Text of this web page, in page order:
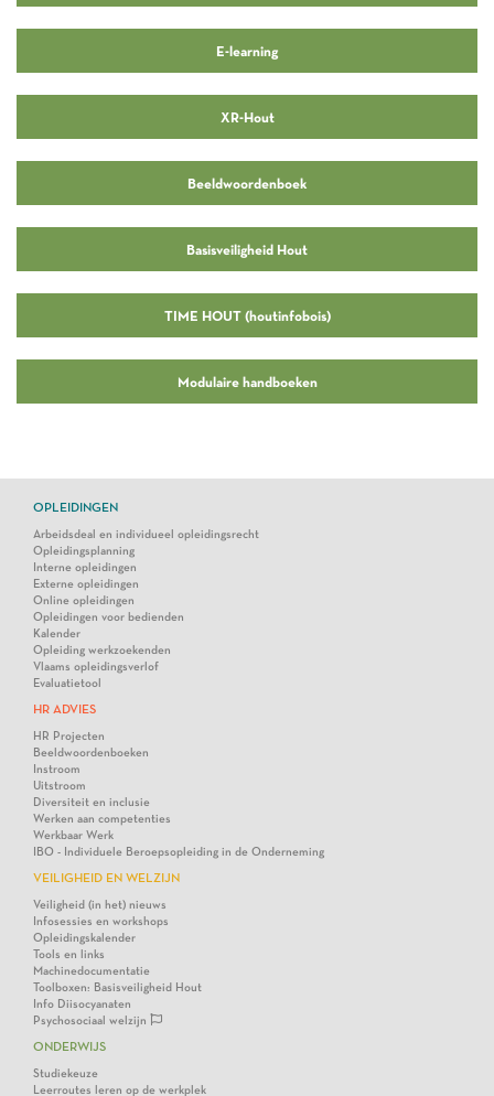
E-learning
XR-Hout
Beeldwoordenboek
Basisveiligheid Hout
TIME HOUT (houtinfobois)
Modulaire handboeken
OPLEIDINGEN
Arbeidsdeal en individueel opleidingsrecht
Opleidingsplanning
Interne opleidingen
Externe opleidingen
Online opleidingen
Opleidingen voor bedienden
Kalender
Opleiding werkzoekenden
Vlaams opleidingsverlof
Evaluatietool
HR ADVIES
HR Projecten
Beeldwoordenboeken
Instroom
Uitstroom
Diversiteit en inclusie
Werken aan competenties
Werkbaar Werk
IBO - Individuele Beroepsopleiding in de Onderneming
VEILIGHEID EN WELZIJN
Veiligheid (in het) nieuws
Infosessies en workshops
Opleidingskalender
Tools en links
Machinedocumentatie
Toolboxen: Basisveiligheid Hout
Info Diisocyanaten
Psychosociaal welzijn
ONDERWIJS
Studiekeuze
Leerroutes leren op de werkplek